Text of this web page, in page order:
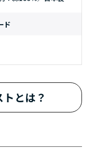
ド
とは？